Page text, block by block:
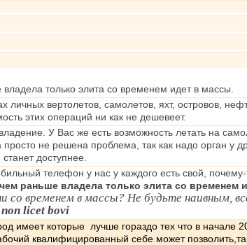
только элита со временем идет в массы.
личных вертолетов, самолетов, яхт, островов,
этих операций ни как не дешевеет.
У Вас же есть возможность летать на
не решена проблема, так как надо орган у
доступнее.
телефон у нас у каждого есть свой,
раньше владела только элита со временем
со временем в массы? Не будьте наивным,
licet bovi
имеет которые лучше гораздо тех что в
квалифицированный себе может